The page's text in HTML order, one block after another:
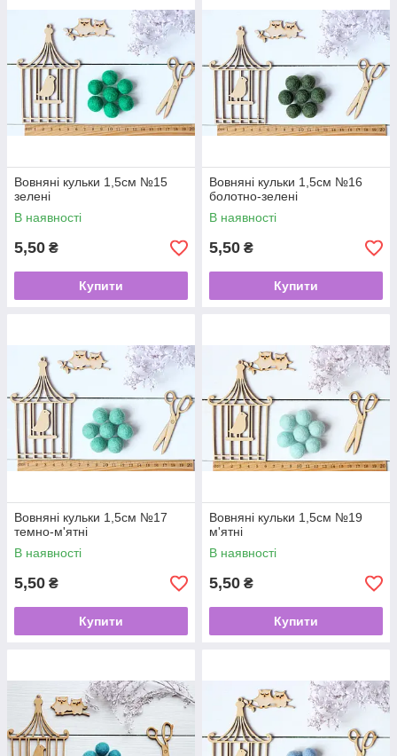
Вовняні кульки 1,5см №15
зелені
В наявності
5,50 ₴
Купити
Вовняні кульки 1,5см №16
болотно-зелені
В наявності
5,50 ₴
Купити
Вовняні кульки 1,5см №17
темно-м'ятні
В наявності
5,50 ₴
Купити
Вовняні кульки 1,5см №19
м'ятні
В наявності
5,50 ₴
Купити